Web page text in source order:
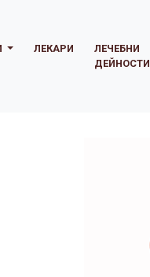
ЛЕКАРИ
ЛЕЧЕБНИ
ДЕЙНОСТИ